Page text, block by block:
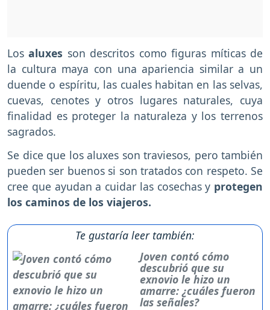
Losaluxes son descritos como figuras míticas de
la cultura maya con una apariencia similar a un
duende o espíritu, las cuales habitan en las selvas,
cuevas, cenotes y otros lugares naturales, cuya
finalidad es proteger la naturaleza y los terrenos
sagrados.
Se dice que los aluxes son traviesos, pero también
pueden ser buenos si son tratados con respeto. Se
cree que ayudan a cuidar las cosechas y protegen
los caminos de los viajeros.
Te gustaría leer también:
Joven contó cómo
descubrió que su
exnovio le hizo un
amarre: ¿cuáles fueron
las señales?